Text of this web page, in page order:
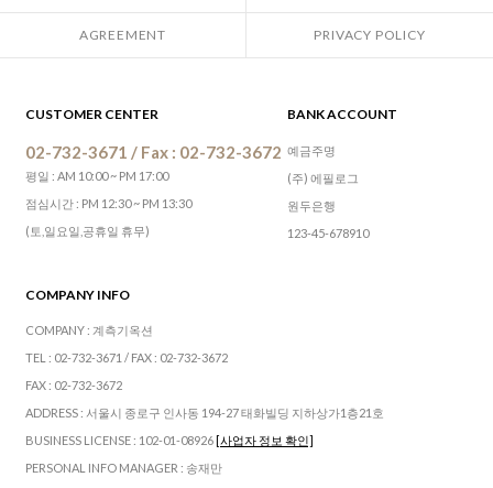
AGREEMENT PRIVACY POLICY
CUSTOMER CENTER
02-732-3671 / Fax : 02-732-3672
평일 : AM 10:00 ~ PM 17:00
점심시간 : PM 12:30 ~ PM 13:30
(토,일요일,공휴일 휴무)
BANK ACCOUNT
예금주명
(주) 에필로그
원두은행
123-45-678910
COMPANY INFO
COMPANY : 계측기옥션
TEL : 02-732-3671 / FAX : 02-732-3672
FAX : 02-732-3672
ADDRESS : 서울시 종로구 인사동 194-27 태화빌딩 지하상가1층21호
BUSINESS LICENSE : 102-01-08926[사업자 정보 확인]
PERSONAL INFO MANAGER : 송재만